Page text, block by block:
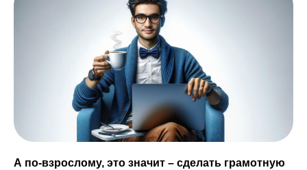
А по-взрослому, это значит – сделать грамотную